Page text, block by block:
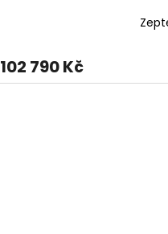
102 790 Kč